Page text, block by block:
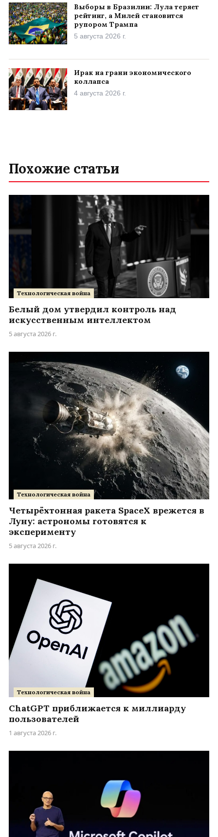
Выборы в Бразилии: Лула теряет
рейтинг, а Милей становится
рупором Трампа
5 августа 2026 г.
Ирак на грани экономического
коллапса
4 августа 2026 г.
Похожие статьи
Технологическая война
Белый дом утвердил контроль над
искусственным интеллектом
5 августа 2026 г.
Технологическая война
Четырёхтонная ракета SpaceX врежется в
Луну: астрономы готовятся к
эксперименту
5 августа 2026 г.
Технологическая война
ChatGPT приближается к миллиарду
пользователей
1 августа 2026 г.